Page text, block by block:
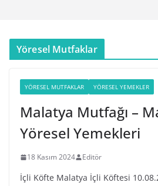
Yöresel Mutfaklar
YÖRESEL MUTFAKLAR YÖRESEL YEMEKLER
Malatya Mutfağı –
Yöresel Yemekleri
18 Kasım 2024 Editör
İçli Köfte Malatya İçli Köftesi